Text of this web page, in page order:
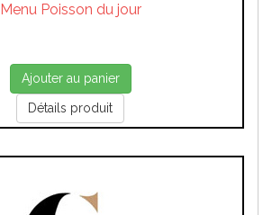
Menu Poisson du jour
Ajouter au panier
Détails produit